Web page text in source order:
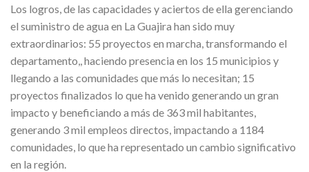
Los logros, de las capacidades y aciertos de ella gerenciando
el suministro de agua en La Guajira han sido muy
extraordinarios: 55 proyectos en marcha, transformando el
departamento,, haciendo presencia en los 15 municipios y
llegando a las comunidades que más lo necesitan; 15
proyectos finalizados lo que ha venido generando un gran
impacto y beneficiando a más de 363 mil habitantes,
generando 3 mil empleos directos, impactando a 1184
comunidades, lo que ha representado un cambio significativo
en la región.